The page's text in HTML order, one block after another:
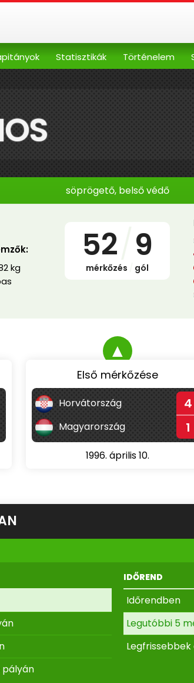
Statisztikák Történelem
söprögető, belső védő
kg
52 9
mérkőzés gól
▲
Első mérkőzése
Horvátország 4
Magyarország 1
1996. április 10.
pályán
IDŐREND
Időrendben
Legutóbbi 5